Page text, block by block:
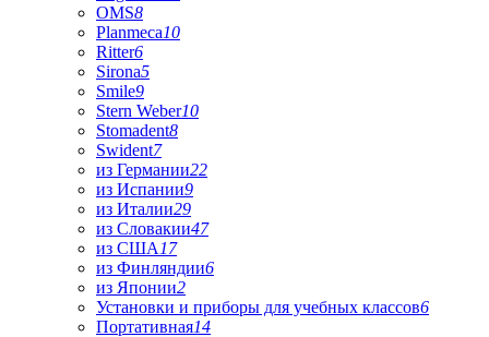
OMS8
Planmeca10
Ritter6
Sirona5
Smile9
Stern Weber10
Stomadent8
Swident7
из Германии22
из Испании9
из Италии29
из Словакии47
из США 17
из Финляндии6
из Японии2
Установки и приборы для учебных классов6
Портативная14